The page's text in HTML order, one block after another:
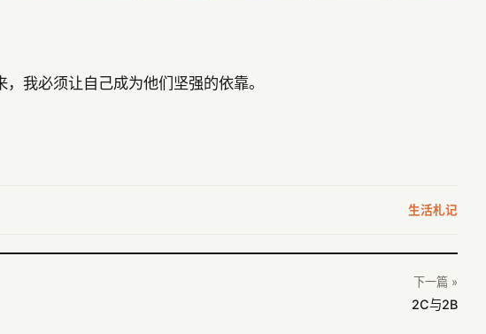
我必须让自己成为他们坚强的依靠。
生活札记
下一篇 »
2C与2B